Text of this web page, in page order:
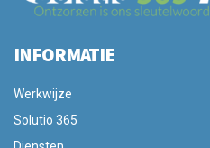
INFORMATIE
Werkwijze
Solutio 365